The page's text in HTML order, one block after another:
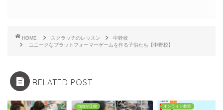
HOME スクラッチのレッスン
中野校
ユニークなプラットフォーマーゲームを作る子供たち【中野校】
RELATED POST
自由が丘校 オンライン教室